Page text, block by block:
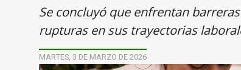
Se concluyó que enfrentan
rupturas en sus trayectorias
MARTES, 3 DE MARZO DE 2026